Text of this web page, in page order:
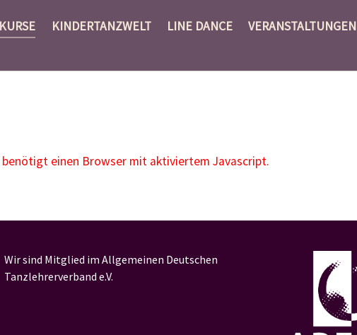
KINDERTANZWELT LINE DANCE VERANSTALTUNGEN
einen Browser mit aktiviertem Javascript.
Wir sind Mitglied im Allgemeinen Deutschen
Tanzlehrerverband e.V.